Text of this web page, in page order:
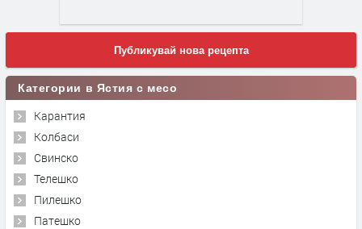
Публикувай нова рецепта
Категории в Ястия с месо
Карантия
Колбаси
Свинско
Телешко
Пилешко
Патешко